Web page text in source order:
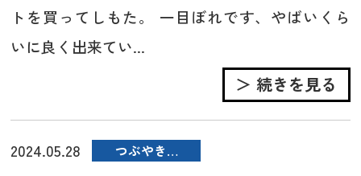
トを買ってしもた。 一目ぼれです、やばいくら
いに良く出来てい...
＞ 続きを見る
2024.05.28 つぶやき…